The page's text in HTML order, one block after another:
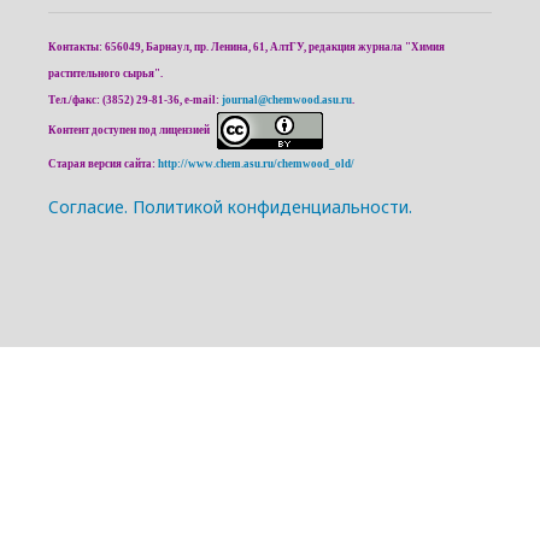
Контакты: 656049, Барнаул, пр. Ленина, 61, АлтГУ, редакция журнала "Химия
растительного сырья".
Тел./факс: (3852) 29-81-36, e-mail: journal@chemwood.asu.ru.
Контент доступен под лицензией
Старая версия сайта: http://www.chem.asu.ru/chemwood_old/
Cогласие. Политикой конфиденциальности.